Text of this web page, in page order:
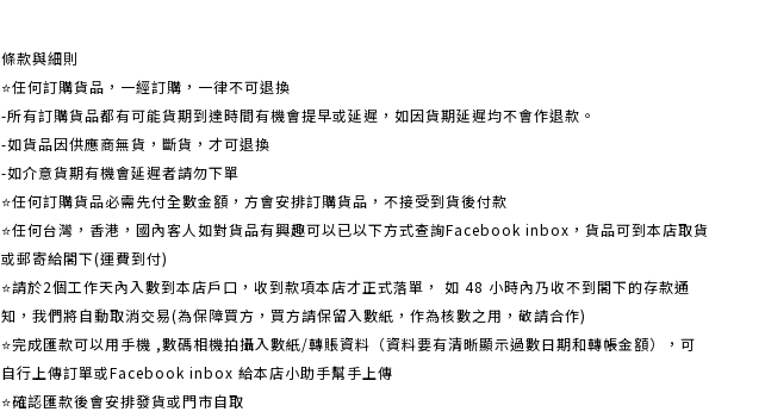
條款與細則
⭐任何訂購貨品，一經訂購，一律不可退換
-所有訂購貨品都有可能貨期到達時間有機會提早或延遲，如因貨期延遲均不會作退款。
-如貨品因供應商無貨，斷貨，才可退換
-如介意貨期有機會延遲者請勿下單
⭐任何訂購貨品必需先付全數金額，方會安排訂購貨品，不接受到貨後付款
⭐任何台灣，香港，國內客人如對貨品有興趣可以已以下方式查詢Facebook inbox，貨品可到本店取貨
或郵寄給閣下(運費到付)
​​⭐請於2個工作天內入數到本店戶口，收到款項本店才正式落單， 如 48 小時內乃收不到閣下的存款通
知，我們將自動取消交易(為保障買方，買方請保留入數紙，作為核數之用，敬請合作)
⭐完成匯款可以用手機 ,數碼相機拍攝入數紙/轉賬資料（資料要有清晰顯示過數日期和轉帳金額），可
自行上傳訂單或Facebook inbox 給本店小助手幫手上傳
⭐確認匯款後會安排發貨或門市自取